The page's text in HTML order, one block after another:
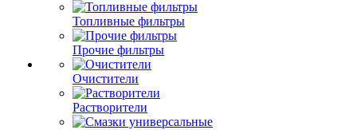
Топливные фильтры
Прочие фильтры
Очистители
Растворители